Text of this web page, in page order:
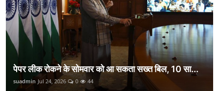
पेपर लीक रोकने के सोमवार को आ सकता सख्त बिल, 10 सा...
suadmin Jul 24, 2026 0 44